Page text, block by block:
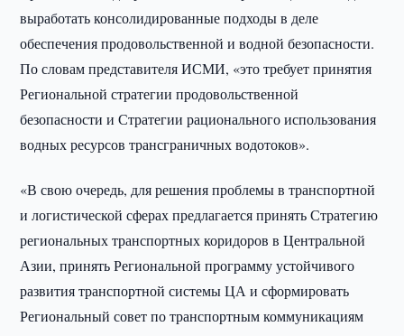
выработать консолидированные подходы в деле
обеспечения продовольственной и водной безопасности.
По словам представителя ИСМИ, «это требует принятия
Региональной стратегии продовольственной
безопасности и Стратегии рационального использования
водных ресурсов трансграничных водотоков».
«В свою очередь, для решения проблемы в транспортной
и логистической сферах предлагается принять Стратегию
региональных транспортных коридоров в Центральной
Азии, принять Региональной программу устойчивого
развития транспортной системы ЦА и сформировать
Региональный совет по транспортным коммуникациям